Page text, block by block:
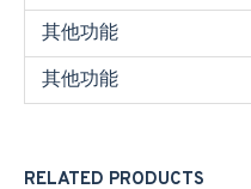
其他功能
其他功能
RELATED PRODUCTS